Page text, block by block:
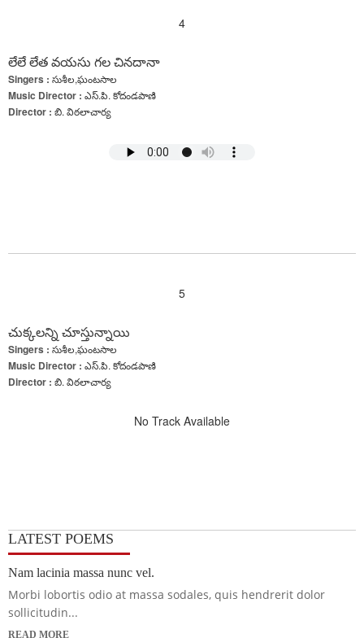
4
లేలే లేత వయసు గల చినదానా
Singers : సుశీల,ఘంటసాల
Music Director : ఎస్.పి. కోదండపాణి
Director : బి. విఠలాచార్య
5
చుక్కలన్ని చూస్తున్నాయి
Singers : సుశీల,ఘంటసాల
Music Director : ఎస్.పి. కోదండపాణి
Director : బి. విఠలాచార్య
No Track Available
LATEST POEMS
Nam lacinia massa nunc vel.
Morbi lobortis odio at massa sodales, quis hendrerit dolor
sollicitudin...
READ MORE